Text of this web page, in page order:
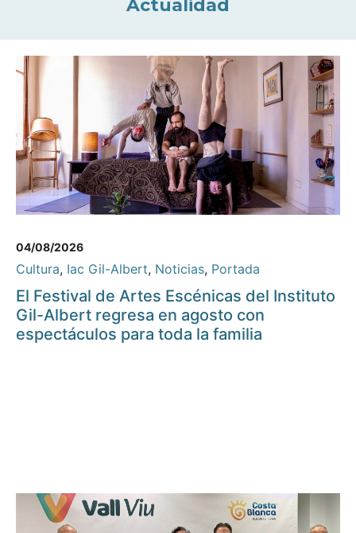
Actualidad
04/08/2026
Cultura, Iac Gil-Albert, Noticias, Portada
El Festival de Artes Escénicas del Instituto
Gil-Albert regresa en agosto con
espectáculos para toda la familia